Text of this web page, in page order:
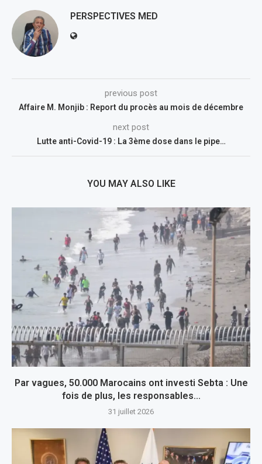
PERSPECTIVES MED
previous post
Affaire M. Monjib : Report du procès au mois de décembre
next post
Lutte anti-Covid-19 : La 3ème dose dans le pipe…
YOU MAY ALSO LIKE
Par vagues, 50.000 Marocains ont investi Sebta : Une
fois de plus, les responsables...
31 juillet 2026